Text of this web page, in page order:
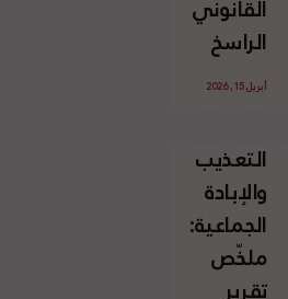
الإسرائيلي
غير
القانوني
الفلسطينية
القانوني
الراسخ
للاجئين
وحقهم
في العودة
بموجب
القانون
الدولي
أبريل 15, 2026
التعذيب
والإبادة
الجماعية:
ملخّص
تقرير